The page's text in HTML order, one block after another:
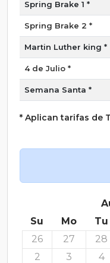
Spring Brake 1 *
Spring Brake 2 *
Martin Luther king *
4 de Julio *
Semana Santa *
* Aplican tarifas de
Su
Mo Tu
26
27 28
2
3 4